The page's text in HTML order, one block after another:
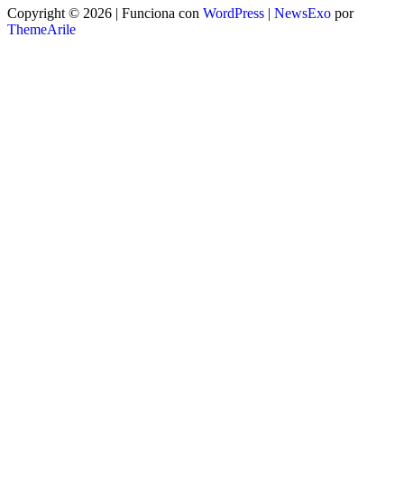
Copyright © 2026 | Funciona con WordPress | NewsExo por
ThemeArile